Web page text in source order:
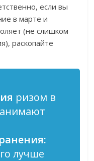
если вы
в марте и
(не слишком
раскопайте
ризом в
лучше